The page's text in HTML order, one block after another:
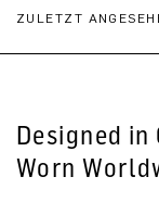
ZULETZT
Designed in
Worn